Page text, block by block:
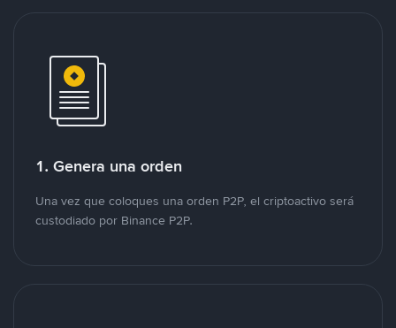
1. Genera una orden
Una vez que coloques una orden P2P, el criptoactivo será
custodiado por Binance P2P.